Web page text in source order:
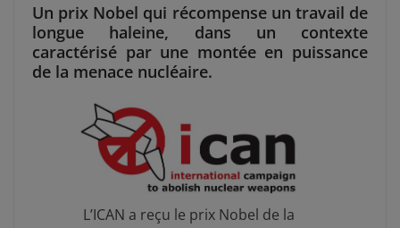
Un prix Nobel qui récompense un travail de
longue haleine, dans un contexte
caractérisé par une montée en puissance
de la menace nucléaire.
L’ICAN a reçu le prix Nobel de la